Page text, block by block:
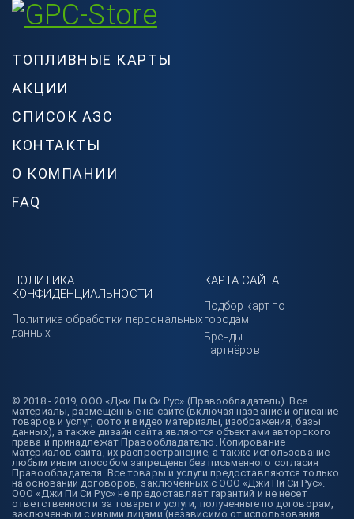
ТОПЛИВНЫЕ КАРТЫ
АКЦИИ
СПИСОК АЗС
КОНТАКТЫ
О КОМПАНИИ
FAQ
© 2018 - 2019, ООО «Джи Пи Си Рус» (Правообладатель). Все
материалы, размещенные на сайте (включая название и описание
товаров и услуг, фото и видео материалы, изображения, базы
данных), а также дизайн сайта являются объектами авторского
права и принадлежат Правообладателю. Копирование
материалов сайта, их распространение, а также использование
любым иным способом запрещены без письменного согласия
Правообладателя. Все товары и услуги предоставляются только
на основании договоров, заключенных с ООО «Джи Пи Си Рус».
ООО «Джи Пи Си Рус» не предоставляет гарантий и не несет
ответственности за товары и услуги, полученные по договорам,
заключенным с иными лицами (независимо от использования
ПОЛИТИКА
КОНФИДЕНЦИАЛЬНОСТИ
Политика обработки персональных
данных
КАРТА САЙТА
Подбор карт по
городам
Бренды
партнёров